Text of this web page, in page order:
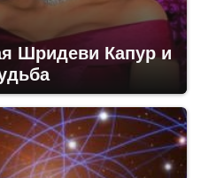
Шридеви Капур и